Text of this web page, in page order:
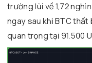
trường lùi về 1,72
ngay sau khi BTC
quan trọng tại 91.500